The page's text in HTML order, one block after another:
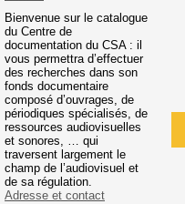
Bienvenue sur le catalogue
du Centre de
documentation du CSA : il
vous permettra d’effectuer
des recherches dans son
fonds documentaire
composé d’ouvrages, de
périodiques spécialisés, de
ressources audiovisuelles
et sonores, … qui
traversent largement le
champ de l’audiovisuel et
de sa régulation.
Adresse et contact